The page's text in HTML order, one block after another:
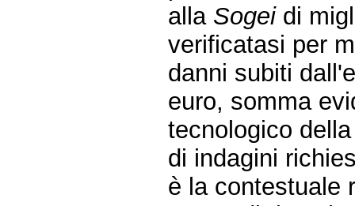
alla Sogeidi
verificatasi per
danni subiti
euro, somma
tecnologico
di indagini
è la contestuale